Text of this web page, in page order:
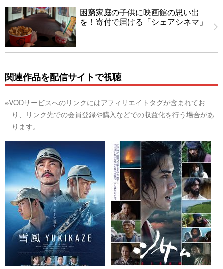
困窮家庭の子供に映画館の思い出
を！寄付で届ける「シェアシネマ」
関連作品を配信サイトで視聴
※VODサービスへのリンクにはアフィリエイトタグが含まれてお
り、リンク先での会員登録や購入などでの収益化を行う場合があ
ります。